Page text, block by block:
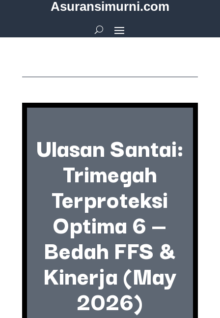
Asuransimurni.com
Ulasan Santai:
Trimegah
Terproteksi
Optima 6 —
Bedah FFS &
Kinerja (May
2026)